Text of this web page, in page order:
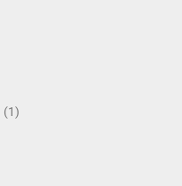
(1)